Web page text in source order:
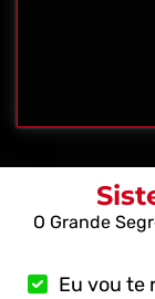
O Grande
Eu vou te